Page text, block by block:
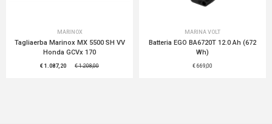
MARINOX
Tagliaerba Marinox MX 5500 SH VV
Honda GCVx 170
€ 1.087,20 € 1.208,00
MARINA VOLT
Batteria EGO BA6720T 12.0 Ah (672
Wh)
€ 669,00